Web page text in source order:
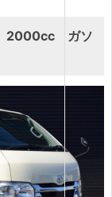
2000cc ガソ